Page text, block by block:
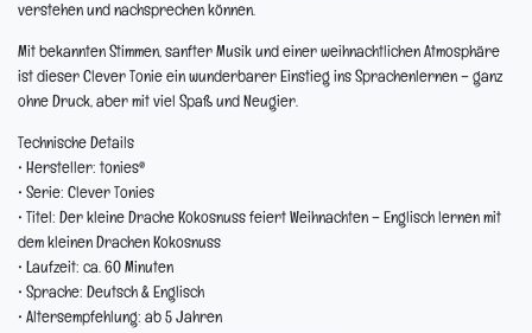
verstehen und nachsprechen können.
Mit bekannten Stimmen, sanfter Musik und einer weihnachtlichen Atmosphäre
ist dieser Clever Tonie ein wunderbarer Einstieg ins Sprachenlernen – ganz
ohne Druck, aber mit viel Spaß und Neugier.
Technische Details
• Hersteller: tonies®
• Serie: Clever Tonies
• Titel: Der kleine Drache Kokosnuss feiert Weihnachten – Englisch lernen mit
dem kleinen Drachen Kokosnuss
• Laufzeit: ca. 60 Minuten
• Sprache: Deutsch & Englisch
• Altersempfehlung: ab 5 Jahren